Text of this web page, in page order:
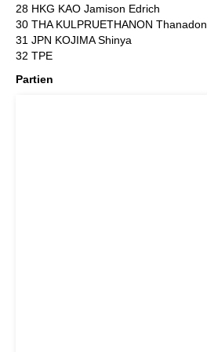
28 HKG KAO Jamison Edrich
30 THA KULPRUETHANON Thanadon
31 JPN KOJIMA Shinya
32 TPE
Partien